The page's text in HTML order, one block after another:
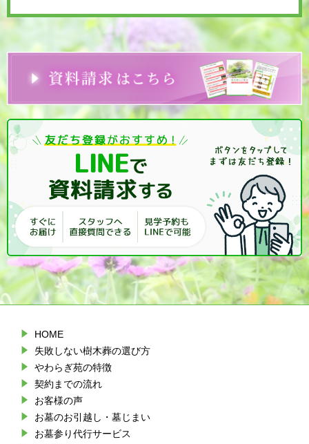
HOME
失敗しない樹木葬の選び方
やわらぎ苑の特徴
契約までの流れ
お客様の声
お墓のお引越し・墓じまい
お墓参り代行サービス